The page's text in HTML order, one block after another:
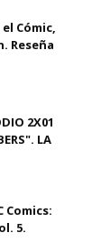
Cómic,
Reseña
2X01
LA
Comics:
5.